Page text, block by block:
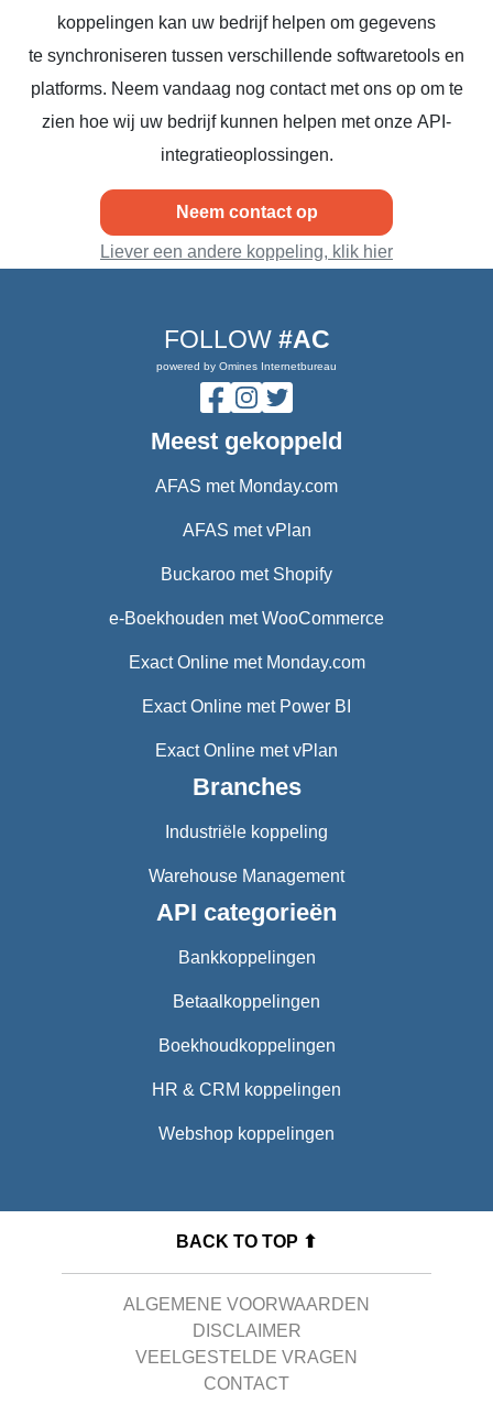
koppelingen kan uw bedrijf helpen om gegevens
te synchroniseren tussen verschillende softwaretools en
platforms. Neem vandaag nog contact met ons op om te
zien hoe wij uw bedrijf kunnen helpen met onze API-
integratieoplossingen.
Neem contact op
Liever een andere koppeling, klik hier
FOLLOW #AC
powered by Omines Internetbureau
Meest gekoppeld
AFAS met Monday.com
AFAS met vPlan
Buckaroo met Shopify
e-Boekhouden met WooCommerce
Exact Online met Monday.com
Exact Online met Power BI
Exact Online met vPlan
Branches
Industriële koppeling
Warehouse Management
API categorieën
Bankkoppelingen
Betaalkoppelingen
Boekhoudkoppelingen
HR & CRM koppelingen
Webshop koppelingen
BACK TO TOP ⬆
ALGEMENE VOORWAARDEN
DISCLAIMER
VEELGESTELDE VRAGEN
CONTACT